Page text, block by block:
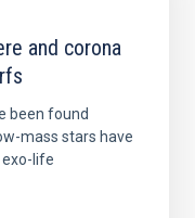
and corona
been found
mass stars have
life